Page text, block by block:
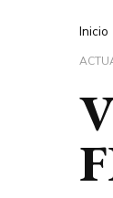
Inicio